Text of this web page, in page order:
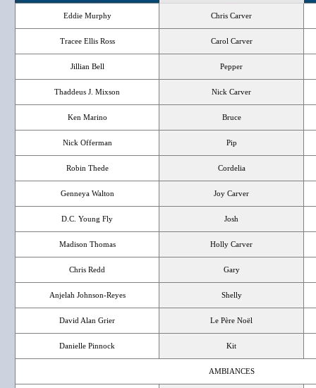
Eddie Murphy Chris Carver
Tracee Ellis Ross Carol Carver
Jillian Bell Pepper
Thaddeus J. Mixson Nick Carver
Ken Marino Bruce
Nick Offerman Pip
Robin Thede Cordelia
Genneya Walton Joy Carver
D.C. Young Fly Josh
Madison Thomas Holly Carver
Chris Redd Gary
Anjelah Johnson-Reyes Shelly
David Alan Grier Le Père Noël
Danielle Pinnock Kit
AMBIANCES